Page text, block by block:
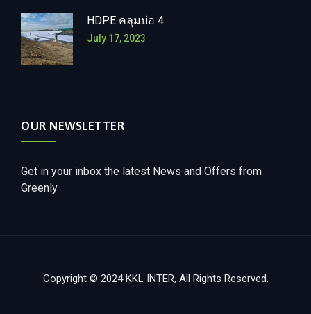
HDPE คลุมบ่อ 4
July 17, 2023
OUR NEWSLETTER
Get in your inbox the latest News and Offers from
Greenly
Copyright © 2024 KKL INTER, All Rights Reserved.